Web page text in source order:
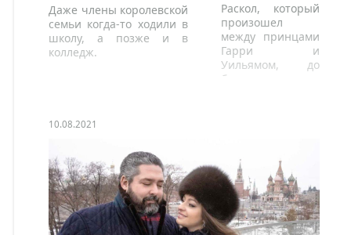
Даже члены королевской
семьи когда-то ходили в
школу, а позже и в
колледж.
10.08.2021
Раскол, который
произошел
между принцами
Гарри и
Уильямом, до
боли напоминает